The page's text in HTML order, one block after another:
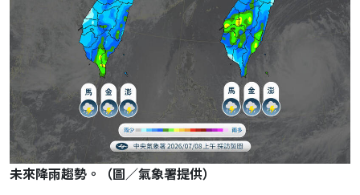
未來降雨趨勢。（圖／氣象署提供）